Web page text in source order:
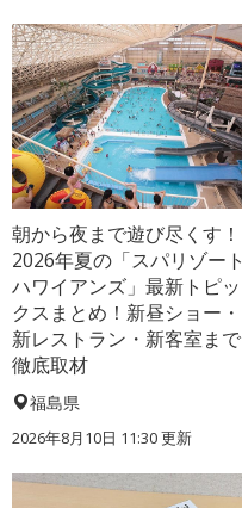
朝から夜まで遊び尽くす！
2026年夏の「スパリゾート
ハワイアンズ」最新トピッ
クスまとめ！新昼ショー・
新レストラン・新客室まで
徹底取材
福島県
2026年8月10日 11:30更新